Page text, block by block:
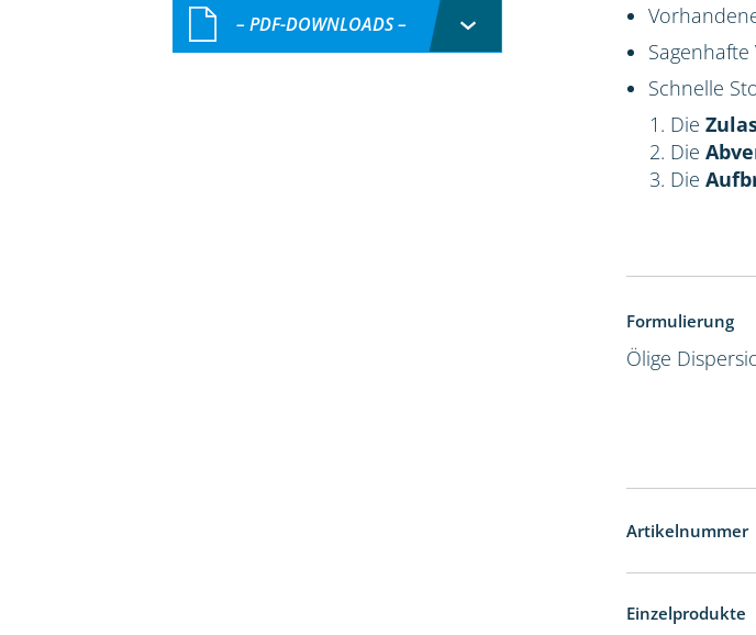
– PDF-DOWNLOADS –
Schnelle
Die
Die
Die
Formulierung
Ölige
Artikelnummer
Einzelprodukte